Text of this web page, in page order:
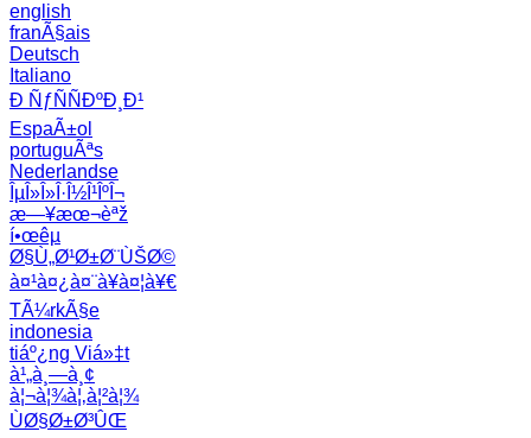
english
franÃ§ais
Deutsch
Italiano
Ð ÑƒÑÑÐºÐ¸Ð¹
EspaÃ±ol
portuguÃªs
Nederlandse
ÎµÎ»Î»Î·Î½Î¹ÎºÎ¬
æ—¥æœ¬èªž
í•œêµ­
Ø§Ù„Ø¹Ø±Ø¨ÙŠØ©
à¤¹à¤¿à¤¨à¥à¤¦à¥€
TÃ¼rkÃ§e
indonesia
tiáº¿ng Viá»‡t
à¹„à¸—à¸¢
à¦¬à¦¾à¦‚à¦²à¦¾
ÙØ§Ø±Ø³ÛŒ